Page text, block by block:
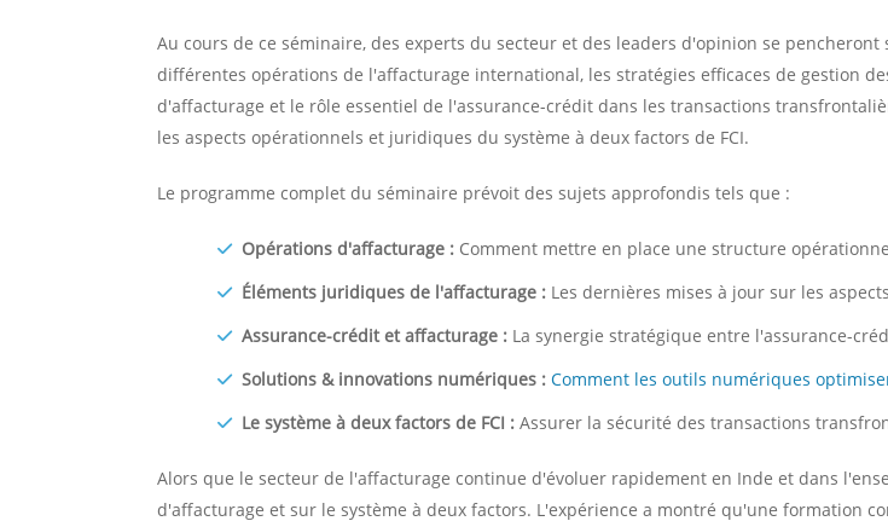
Au cours de ce séminaire, des experts du secteur et des leaders d'opinion se
différentes opérations de l'affacturage international, les stratégies efficaces de gestion
d'affacturage et le rôle essentiel de l'assurance-crédit dans les transactions
les aspects opérationnels et juridiques du système à deux factors de FCI.
Le programme complet du séminaire prévoit des sujets approfondis tels que :
Opérations d'affacturage :Comment mettre en place une structure
Éléments juridiques de l'affacturage :Les dernières mises à jour sur les
Assurance-crédit et affacturage :La synergie stratégique entre l'assurance-
Solutions & innovations numériques : Comment les outils numériques
Le système à deux factors de FCI :Assurer la sécurité des transactions
Alors que le secteur de l'affacturage continue d'évoluer rapidement en Inde et dans
d'affacturage et sur le système à deux factors. L'expérience a montré qu'une formation